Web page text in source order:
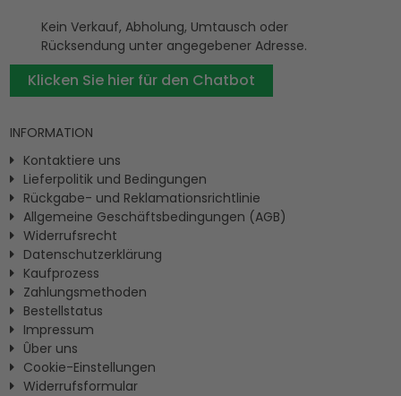
Kein Verkauf, Abholung, Umtausch oder
Rücksendung unter angegebener Adresse.
Klicken Sie hier für den Chatbot
INFORMATION
Kontaktiere uns
Lieferpolitik und Bedingungen
Rückgabe- und Reklamationsrichtlinie
Allgemeine Geschäftsbedingungen (AGB)
Widerrufsrecht
Datenschutzerklärung
Kaufprozess
Zahlungsmethoden
Bestellstatus
Impressum
Ûber uns
Cookie-Einstellungen
Widerrufsformular